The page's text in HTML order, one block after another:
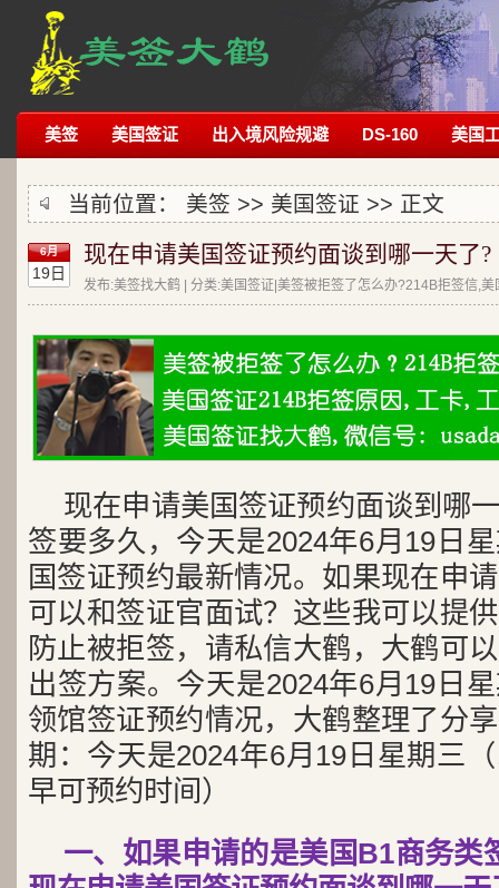
美签 美国签证 出入境风险规避 DS-160 美国
当前位置： 美签 >> 美国签证 >> 正文
6月
19日
现在申请美国签证预约面谈到哪一天了?
发布:美签找大鹤 | 分类:美国签证|美签被拒签了怎么办?214B拒签信,
现在申请美国签证预约面谈到哪
签要多久，今天是2024年6月19日
国签证预约最新情况。如果现在申
可以和签证官面试？这些我可以提
防止被拒签，请私信大鹤，大鹤可
出签方案。今天是2024年6月19日
领馆签证预约情况，大鹤整理了分
期：今天是2024年6月19日星期三
早可预约时间）
一、如果申请的是美国B1商务类